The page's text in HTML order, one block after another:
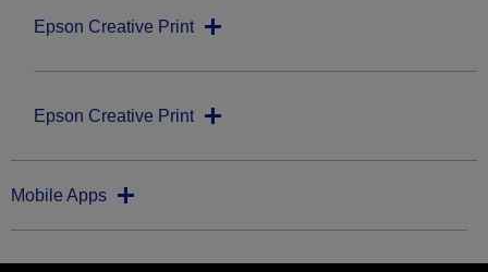
Epson Creative Print
Epson Creative Print
Mobile Apps